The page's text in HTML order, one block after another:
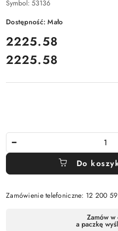
Symbol: 53136
Dostępność:Mało
cena:
2225.58
Cena:
2225.58
Do
Zamówienie telefoniczne: 12 200
Zamów w
a paczkę